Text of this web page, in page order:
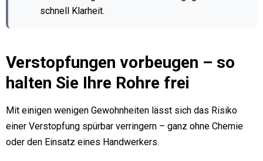
schnell Klarheit.
Verstopfungen vorbeugen – so
halten Sie Ihre Rohre frei
Mit einigen wenigen Gewohnheiten lässt sich das Risiko
einer Verstopfung spürbar verringern – ganz ohne Chemie
oder den Einsatz eines Handwerkers.